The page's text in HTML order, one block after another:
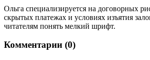
Ольга специализируется на договорных
скрытых платежах и условиях изъятия
читателям понять мелкий шрифт.
Комментарии (0)